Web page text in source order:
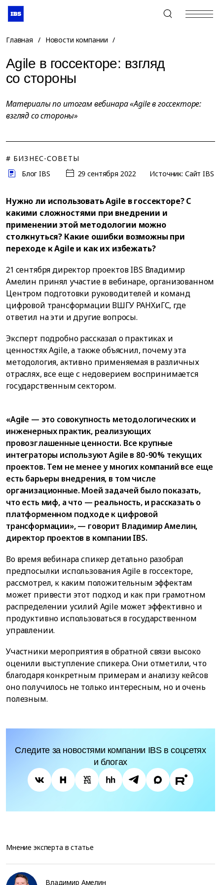
+7 (495) 967-80-80
Главная / Новости компании /
Agile в госсекторе: взгляд
со стороны
Материалы по итогам вебинара «Agile в госсекторе:
взгляд со стороны»
# БИЗНЕС-СОВЕТЫ
Блог IBS
29 сентября 2022 Источник: Сайт IBS
Нужно ли использовать Agile в госсекторе? С
какими сложностями при внедрении и
применении этой методологии можно
столкнуться? Какие ошибки возможны при
переходе к Agile и как их избежать?
21 сентября директор проектов IBS Владимир
Амелин принял участие в вебинаре, организованном
Центром подготовки руководителей и команд
цифровой трансформации ВШГУ РАНХиГС, где
ответил на эти и другие вопросы.
Эксперт подробно рассказал о практиках и
ценностях Agile, а также объяснил, почему эта
методология, активно применяемая в различных
отраслях, все еще с недоверием воспринимается
государственным сектором.
«Agilе — это совокупность методологических и
инженерных практик, реализующих
провозглашенные ценности. Все крупные
интеграторы используют Agile в 80-90% текущих
проектов. Тем не менее у многих компаний все еще
есть барьеры внедрения, в том числе
организационные. Моей задачей было показать,
что есть миф, а что — реальность, и рассказать о
платформенном подходе к цифровой
трансформации», — говорит Владимир Амелин,
директор проектов в компании IBS.
Во время вебинара спикер детально разобрал
предпосылки использования Agile в госсекторе,
рассмотрел, к каким положительным эффектам
может привести этот подход и как при грамотном
распределении усилий Agile может эффективно и
продуктивно использоваться в государственном
управлении.
Участники мероприятия в обратной связи высоко
оценили выступление спикера. Они отметили, что
благодаря конкретным примерам и анализу кейсов
оно получилось не только интересным, но и очень
полезным.
Следите за новостями компании IBS в соцсетях
и блогах
Мнение эксперта в статье
Владимир Амелин